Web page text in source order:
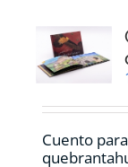
Cuento